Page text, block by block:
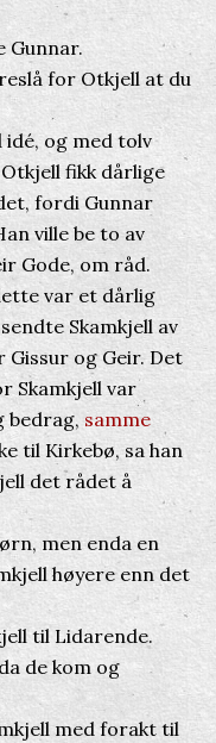
Gunnar.
for Otkjell at du
idé, og med tolv
fikk dårlige
fordi Gunnar
ville be to av
Gode, om råd.
var et dårlig
Skamkjell av
og Geir. Det
Skamkjell var
bedrag, samme
til Kirkebø, sa han
det rådet å
men enda en
høyere enn det
til Lidarende.
de kom og
med forakt til